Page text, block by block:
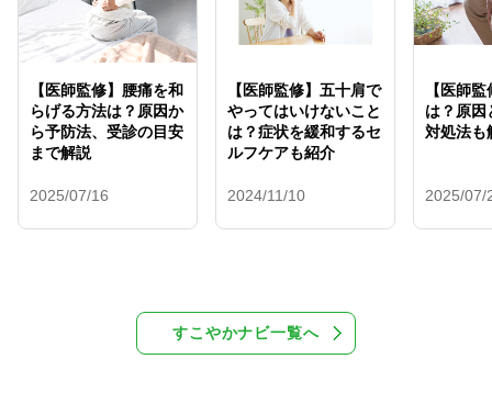
【医師監修】腰痛を和
らげる方法は？原因か
ら予防法、受診の目安
まで解説
2025/07/16
【医師監修】五十肩で
やってはいけないこと
は？症状を緩和するセ
ルフケアも紹介
2024/11/10
【医師
は？原因
対処法も
2025/07/
すこやかナビ一覧へ